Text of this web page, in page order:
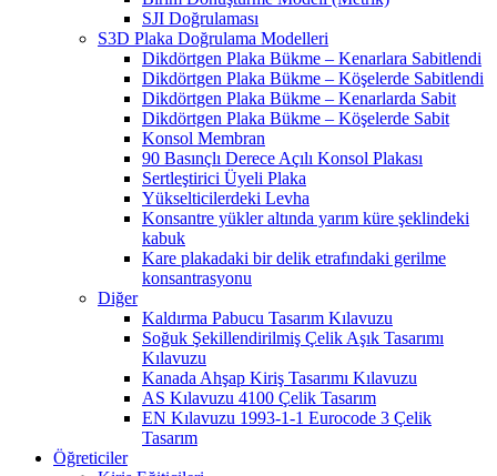
SJI Doğrulaması
S3D Plaka Doğrulama Modelleri
Dikdörtgen Plaka Bükme – Kenarlara Sabitlendi
Dikdörtgen Plaka Bükme – Köşelerde Sabitlendi
Dikdörtgen Plaka Bükme – Kenarlarda Sabit
Dikdörtgen Plaka Bükme – Köşelerde Sabit
Konsol Membran
90 Basınçlı Derece Açılı Konsol Plakası
Sertleştirici Üyeli Plaka
Yükselticilerdeki Levha
Konsantre yükler altında yarım küre şeklindeki
kabuk
Kare plakadaki bir delik etrafındaki gerilme
konsantrasyonu
Diğer
Kaldırma Pabucu Tasarım Kılavuzu
Soğuk Şekillendirilmiş Çelik Aşık Tasarımı
Kılavuzu
Kanada Ahşap Kiriş Tasarımı Kılavuzu
AS Kılavuzu 4100 Çelik Tasarım
EN Kılavuzu 1993-1-1 Eurocode 3 Çelik
Tasarım
Öğreticiler